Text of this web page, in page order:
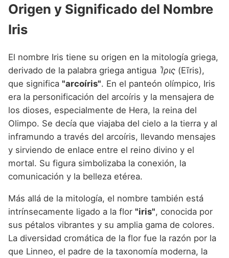
Origen y Significado del Nombre
Iris
El nombre Iris tiene su origen en la mitología griega,
derivado de la palabra griega antigua Ἶρις (Eĩris),
que significa "arcoíris". En el panteón olímpico, Iris
era la personificación del arcoíris y la mensajera de
los dioses, especialmente de Hera, la reina del
Olimpo. Se decía que viajaba del cielo a la tierra y al
inframundo a través del arcoíris, llevando mensajes
y sirviendo de enlace entre el reino divino y el
mortal. Su figura simbolizaba la conexión, la
comunicación y la belleza etérea.
Más allá de la mitología, el nombre también está
intrínsecamente ligado a la flor "iris", conocida por
sus pétalos vibrantes y su amplia gama de colores.
La diversidad cromática de la flor fue la razón por la
que Linneo, el padre de la taxonomía moderna, la